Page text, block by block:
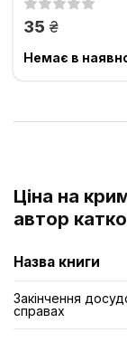
35 грн.
Немає в
Ціна на
автор
Назва книги
Закінчення
справах